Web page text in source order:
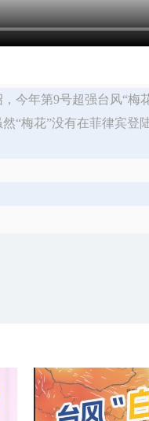
今年第9号超强台风“梅
“梅花”没有在菲律宾